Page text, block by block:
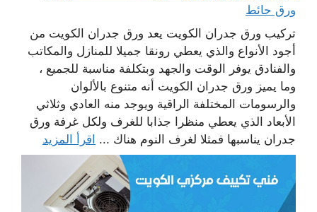
ورق حائط
تركيب ورق جدران الكويت يعد ورق جدران الكويت من
أجود الأنواع والذي يعطي رونقا جميلا للمنازل والمكاتب
والفنادق يوفر الوقت والجهد وبتكلفة مناسبة للجميع ،
وما يميز ورق جدران الكويت أنه متنوع بالألوان
والرسومات المختلفة الراقية ويوجد منه العادي وثلاثي
الأبعاد الذي يعطي منظرا جذابا للغرف ولكل غرفة ورق
جدران يناسبها فمثلا لغرف النوم هناك ... اقرأ المزيد